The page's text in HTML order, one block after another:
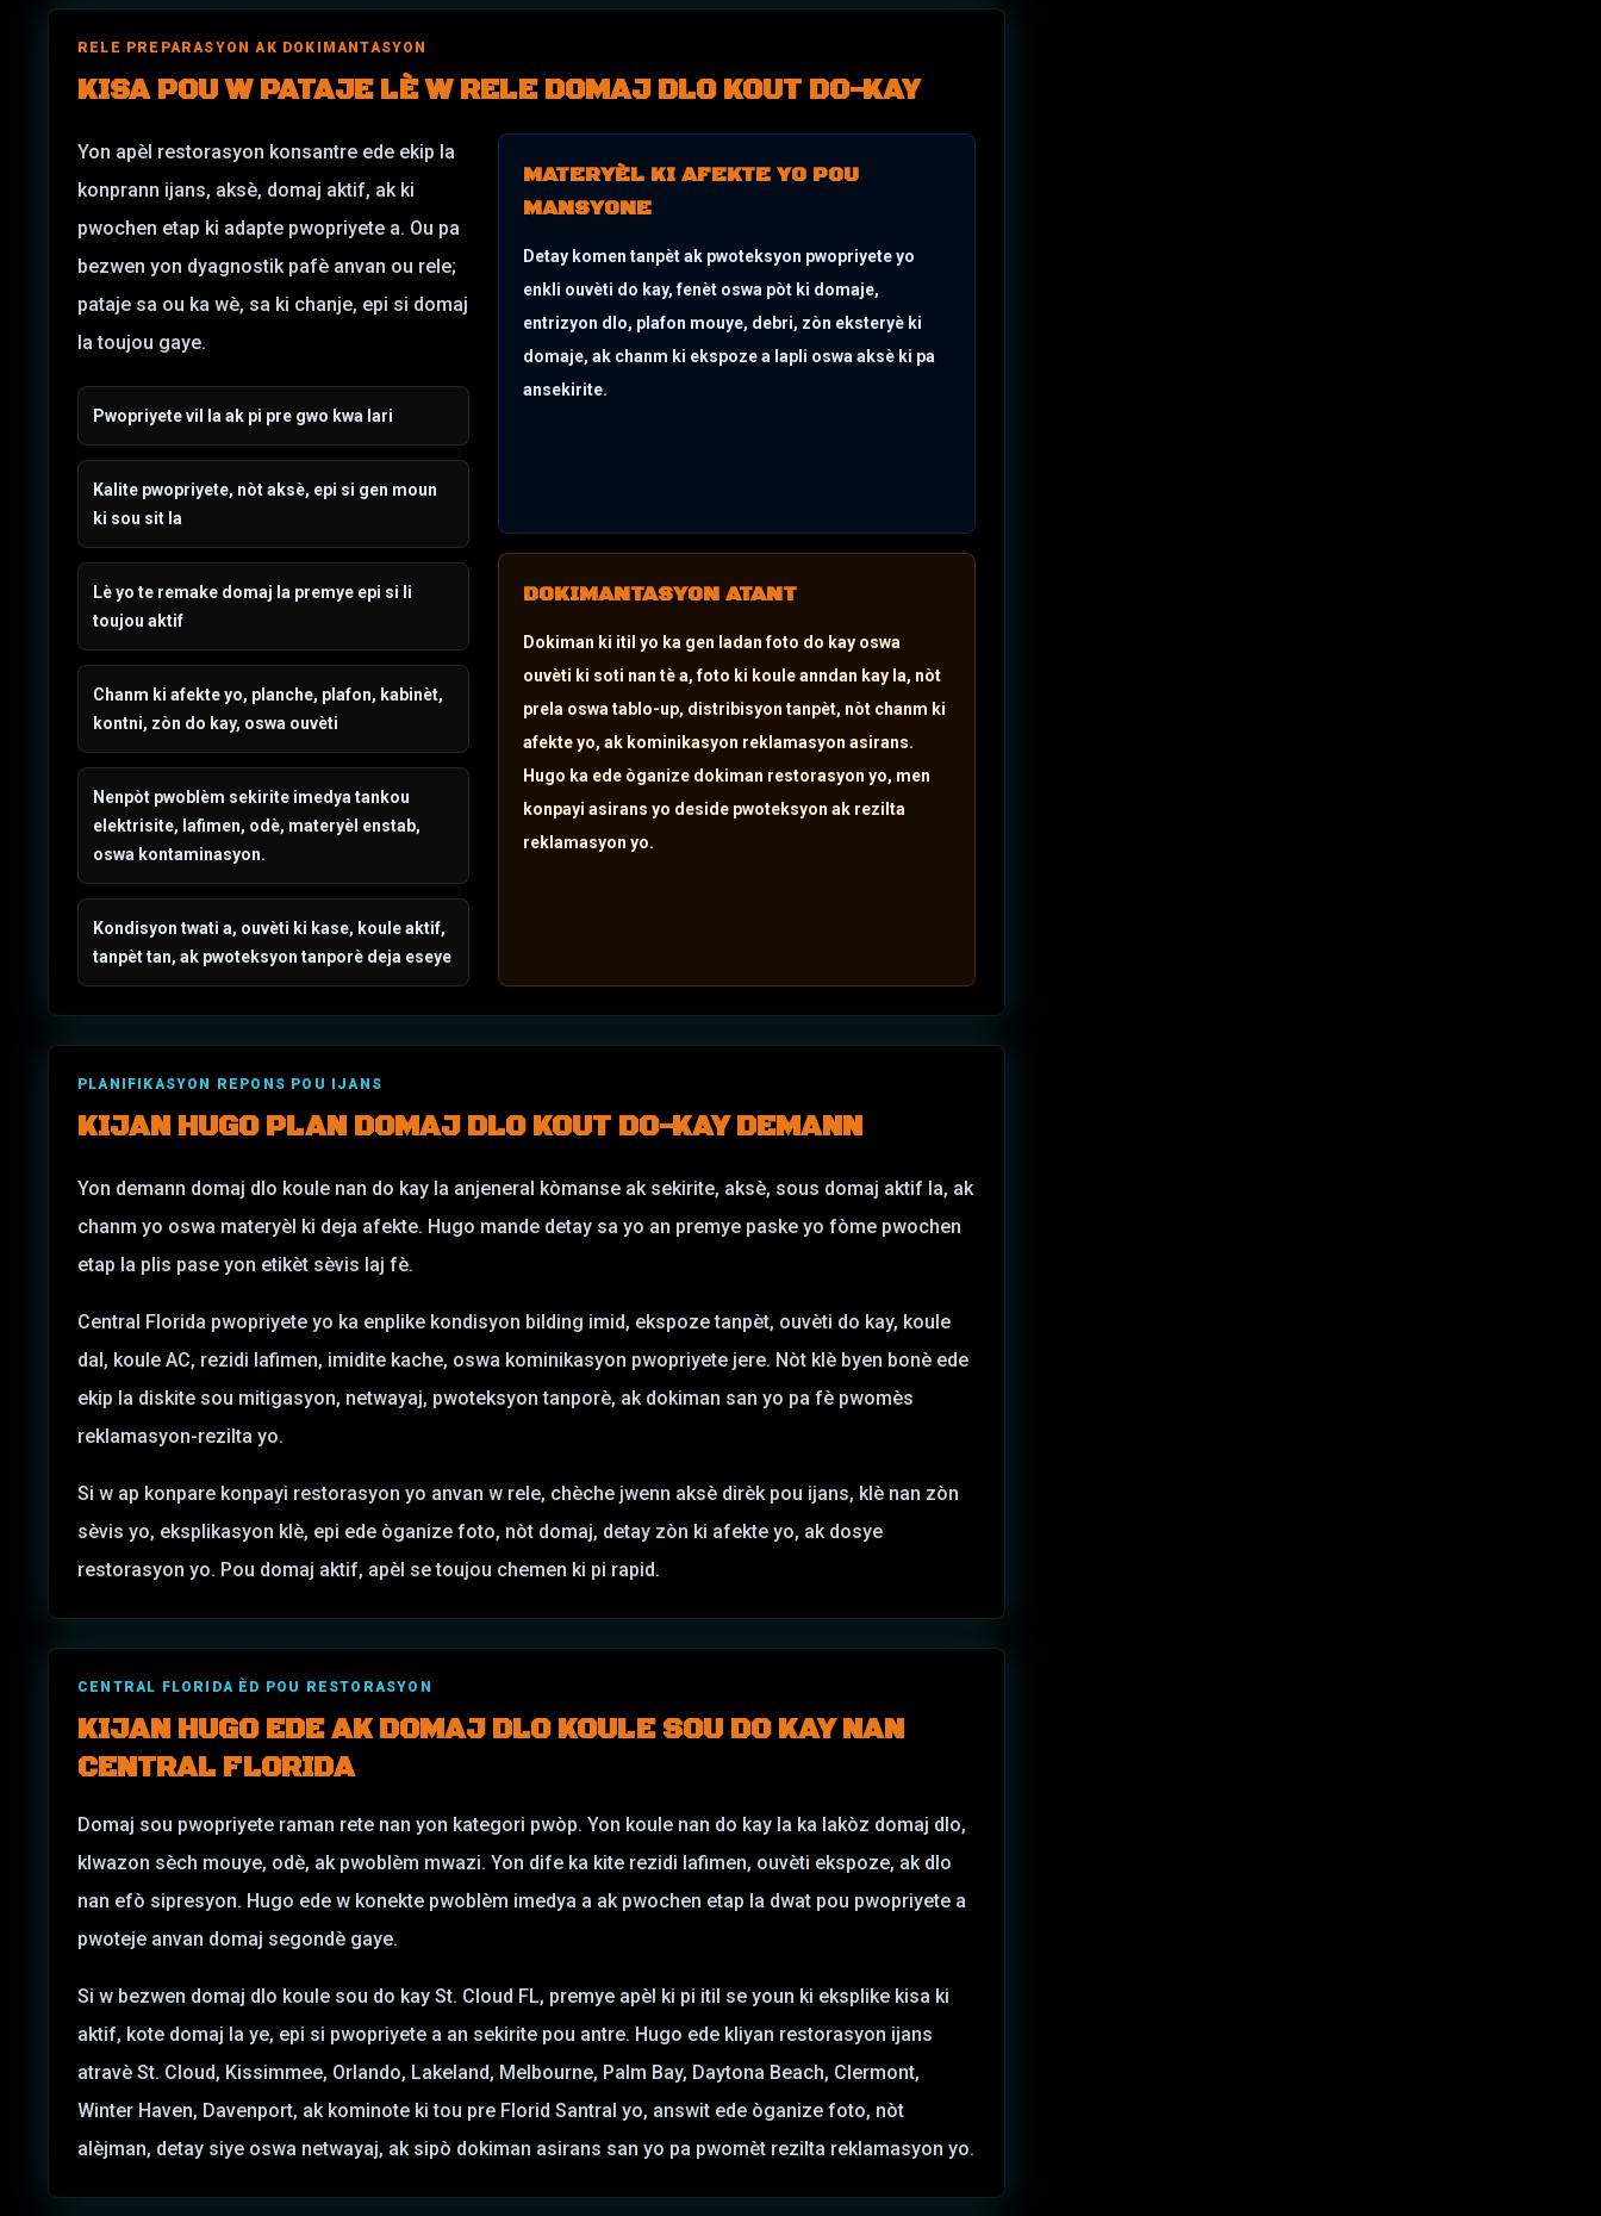
RELE PREPARASYON AK DOKIMANTASYON
KISA POU W PATAJE LÈ W RELE DOMAJ DLO KOUT DO-KAY
Yon apèl restorasyon konsantre ede ekip la
konprann ijans, aksè, domaj aktif, ak ki
pwochen etap ki adapte pwopriyete a. Ou pa
bezwen yon dyagnostik pafè anvan ou rele;
pataje sa ou ka wè, sa ki chanje, epi si domaj
la toujou gaye.
Pwopriyete vil la ak pi pre gwo kwa lari
Kalite pwopriyete, nòt aksè, epi si gen moun
ki sou sit la
Lè yo te remake domaj la premye epi si li
toujou aktif
Chanm ki afekte yo, planche, plafon, kabinèt,
kontni, zòn do kay, oswa ouvèti
Nenpòt pwoblèm sekirite imedya tankou
elektrisite, lafimen, odè, materyèl enstab,
oswa kontaminasyon.
Kondisyon twati a, ouvèti ki kase, koule aktif,
tanpèt tan, ak pwoteksyon tanporè deja eseye
MATERYÈL KI AFEKTE YO POU
MANSYONE
Detay komen tanpèt ak pwoteksyon pwopriyete yo
enkli ouvèti do kay, fenèt oswa pòt ki domaje,
entrizyon dlo, plafon mouye, debri, zòn eksteryè ki
domaje, ak chanm ki ekspoze a lapli oswa aksè ki pa
ansekirite.
DOKIMANTASYON ATANT
Dokiman ki itil yo ka gen ladan foto do kay oswa
ouvèti ki soti nan tè a, foto ki koule anndan kay la, nòt
prela oswa tablo-up, distribisyon tanpèt, nòt chanm ki
afekte yo, ak kominikasyon reklamasyon asirans.
Hugo ka ede òganize dokiman restorasyon yo, men
konpayi asirans yo deside pwoteksyon ak rezilta
reklamasyon yo.
PLANIFIKASYON REPONS POU IJANS
KIJAN HUGO PLAN DOMAJ DLO KOUT DO-KAYDEMANN
Yon demann domaj dlo koule nan do kay la anjeneral kòmanse ak sekirite, aksè, sous domaj aktif la, ak
chanm yo oswa materyèl ki deja afekte. Hugo mande detay sa yo an premye paske yo fòme pwochen
etap la plis pase yon etikèt sèvis laj fè.
Central Florida pwopriyete yo ka enplike kondisyon bilding imid, ekspoze tanpèt, ouvèti do kay, koule
dal, koule AC, rezidi lafimen, imidite kache, oswa kominikasyon pwopriyete jere. Nòt klè byen bonè ede
ekip la diskite sou mitigasyon, netwayaj, pwoteksyon tanporè, ak dokiman san yo pa fè pwomès
reklamasyon-rezilta yo.
Si w ap konpare konpayi restorasyon yo anvan w rele, chèche jwenn aksè dirèk pou ijans, klè nan zòn
sèvis yo, eksplikasyon klè, epi ede òganize foto, nòt domaj, detay zòn ki afekte yo, ak dosye
restorasyon yo. Pou domaj aktif, apèl se toujou chemen ki pi rapid.
CENTRAL FLORIDA ÈD POU RESTORASYON
KIJAN HUGO EDE AK DOMAJ DLO KOULE SOU DO KAY NAN
CENTRAL FLORIDA
Domaj sou pwopriyete raman rete nan yon kategori pwòp. Yon koule nan do kay la ka lakòz domaj dlo,
klwazon sèch mouye, odè, ak pwoblèm mwazi. Yon dife ka kite rezidi lafimen, ouvèti ekspoze, ak dlo
nan efò sipresyon. Hugo ede w konekte pwoblèm imedya a ak pwochen etap la dwat pou pwopriyete a
pwoteje anvan domaj segondè gaye.
Si w bezwen domaj dlo koule sou do kay St. Cloud FL, premye apèl ki pi itil se youn ki eksplike kisa ki
aktif, kote domaj la ye, epi si pwopriyete a an sekirite pou antre. Hugo ede kliyan restorasyon ijans
atravè St. Cloud, Kissimmee, Orlando, Lakeland, Melbourne, Palm Bay, Daytona Beach, Clermont,
Winter Haven, Davenport, ak kominote ki tou pre Florid Santral yo, answit ede òganize foto, nòt
alèjman, detay siye oswa netwayaj, ak sipò dokiman asirans san yo pa pwomèt rezilta reklamasyon yo.